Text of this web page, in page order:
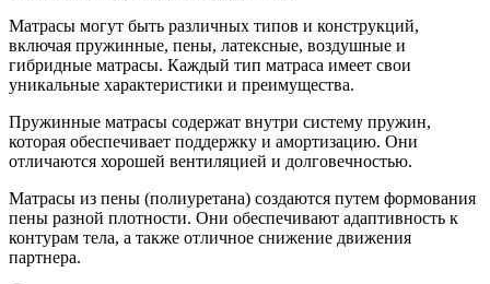
Матрасы могут быть различных типов и конструкций,
включая пружинные, пены, латексные, воздушные и
гибридные матрасы. Каждый тип матраса имеет свои
уникальные характеристики и преимущества.
Пружинные матрасы содержат внутри систему пружин,
которая обеспечивает поддержку и амортизацию. Они
отличаются хорошей вентиляцией и долговечностью.
Матрасы из пены (полиуретана) создаются путем формования
пены разной плотности. Они обеспечивают адаптивность к
контурам тела, а также отличное снижение движения
партнера.